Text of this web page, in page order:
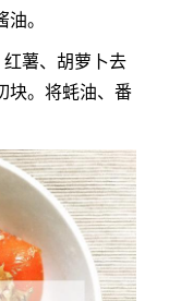
。
薯、胡萝卜去
块。将蚝油、番